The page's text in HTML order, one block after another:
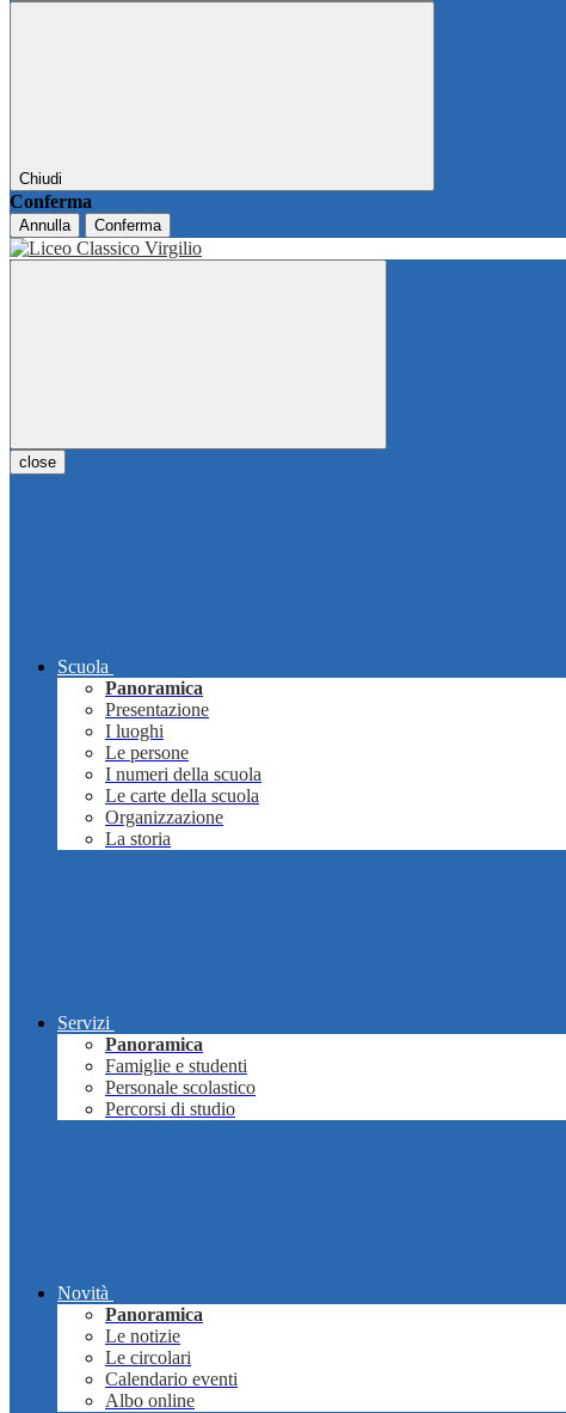
Chiudi
Conferma
Annulla Conferma
close
Scuola
Panoramica
Presentazione
I luoghi
Le persone
I numeri della scuola
Le carte della scuola
Organizzazione
La storia
Servizi
Panoramica
Famiglie e studenti
Personale scolastico
Percorsi di studio
Novità
Panoramica
Le notizie
Le circolari
Calendario eventi
Albo online